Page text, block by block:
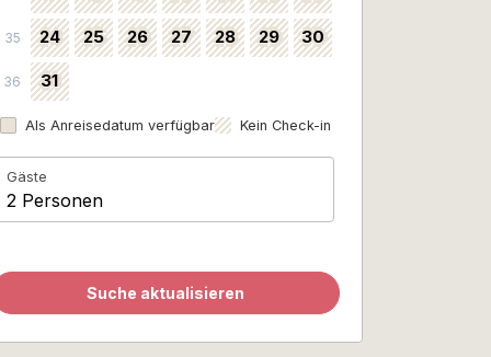
35 24 25 26 27 28 29 30
36 31
Als Anreisedatum verfügbar Kein Check-in
Gäste
2 Personen
Suche aktualisieren